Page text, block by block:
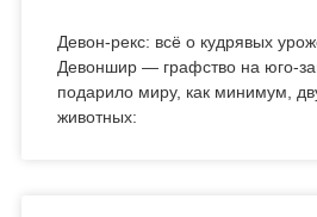
Девон-рекс: всё о кудрявых
Девоншир — графство на юго-
подарило миру, как минимум,
животных: